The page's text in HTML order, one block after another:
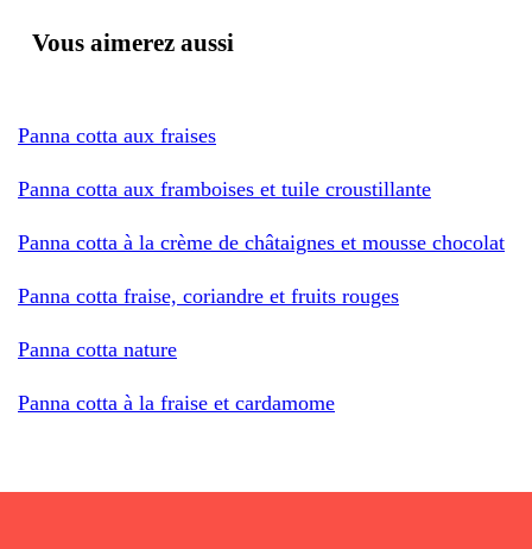
Vous aimerez aussi
Panna cotta aux fraises
Panna cotta aux framboises et tuile croustillante
Panna cotta à la crème de châtaignes et mousse chocolat
Panna cotta fraise, coriandre et fruits rouges
Panna cotta nature
Panna cotta à la fraise et cardamome